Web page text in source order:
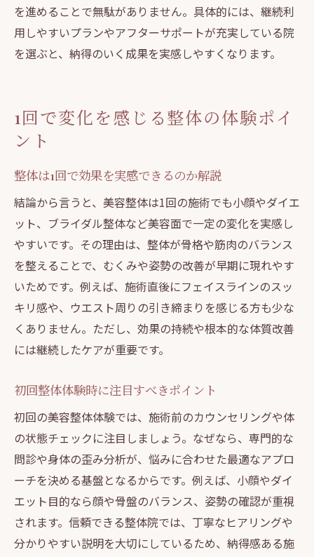
を進めることで無駄がありません。具体的には、継続利
用しやすいプランやアフターサポートが充実している院
を選ぶと、納得のいく成果を実感しやすくなります。
1回で変化を感じる整体の体験ポイ
ント
整体は1回で効果を実感できるのか解説
結論から言うと、美容整体は1回の施術でも小顔やダイエ
ット、ブライダル整体など美容面で一定の変化を実感し
やすいです。その理由は、整体が骨格や筋肉のバランス
を整えることで、むくみや姿勢の改善が早期に現れやす
いためです。例えば、施術直後にフェイスラインのスッ
キリ感や、ウエスト周りの引き締まりを感じる方も少な
くありません。ただし、効果の持続や根本的な体質改善
には継続したケアが重要です。
初回整体体験時に注目すべきポイント
初回の美容整体体験では、施術前のカウンセリングや体
の状態チェックに注目しましょう。なぜなら、専門的な
問診や身体の歪み分析が、悩みに合わせた最適なアプロ
ーチを決める基盤となるからです。例えば、小顔やダイ
エット目的なら顔や骨盤のバランス、姿勢の確認が重視
されます。信頼できる整体院では、丁寧なヒアリングや
分かりやすい説明を大切にしているため、納得感ある施